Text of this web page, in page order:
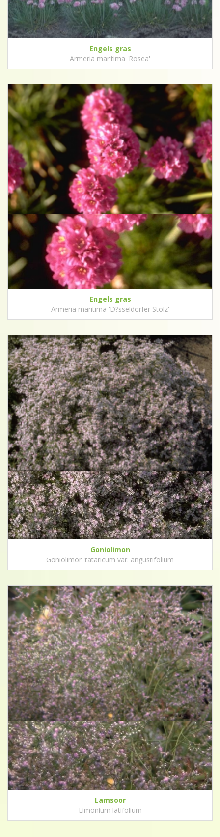
Engels gras
Armeria maritima 'Rosea'
Engels gras
Armeria maritima 'D?sseldorfer Stolz'
Goniolimon
Goniolimon tataricum var. angustifolium
Lamsoor
Limonium latifolium